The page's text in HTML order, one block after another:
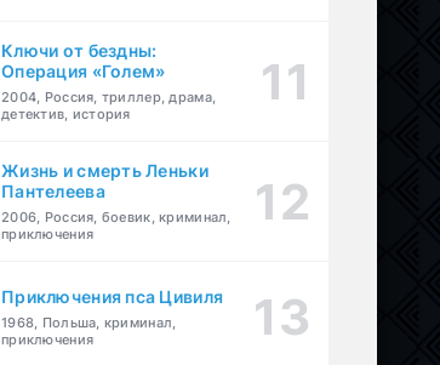
Ключи от бездны:
Операция «Голем»
2004, Россия, триллер, драма,
детектив, история
Жизнь и смерть Леньки
Пантелеева
2006, Россия, боевик, криминал,
приключения
Приключения пса Цивиля
1968, Польша, криминал,
приключения